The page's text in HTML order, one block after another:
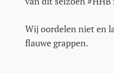
Wij oordelen niet en
flauwe grappen.